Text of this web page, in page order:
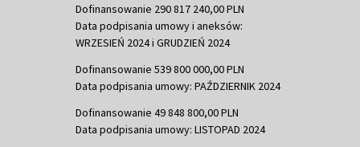
Dofinansowanie 290 817 240,00 PLN
Data podpisania umowy i aneksów:
WRZESIEŃ 2024 i GRUDZIEŃ 2024
Dofinansowanie 539 800 000,00 PLN
Data podpisania umowy: PAŹDZIERNIK 2024
Dofinansowanie 49 848 800,00 PLN
Data podpisania umowy: LISTOPAD 2024